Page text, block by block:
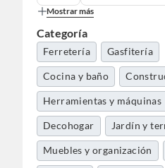
Mostrar más
Categoría
Ferretería Gasfitería
Cocina y baño
Herramientas y máquinas
Decohogar Jardín y
Muebles y organización